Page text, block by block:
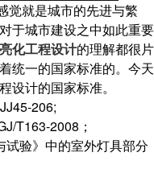
觉就是城市的先进与繁
对于城市建设之中如此重要
化工程设计的理解都很片
统一的国家标准的。今天
设计的国家标准。
206;
T163-2008；
验》中的室外灯具部分